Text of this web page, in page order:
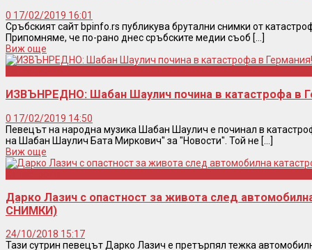
0 17/02/2019 16:01
Сръбският сайт bpinfo.rs публикува брутални снимки от
Припомняме, че по-рано днес сръбските медии съоб [...]
Виж още
ИЗВЪНРЕДНО: Шабан Шаулич почина в катастрофа в
0 17/02/2019 14:50
Певецът на народна музика Шабан Шаулич е починал в
на Шабан Шаулич Бата Миркович" за "Новости". Той не [...]
Виж още
Дарко Лазич с опастност за живота след
СНИМКИ)
24/10/2018 15:17
Тази сутрин певецът Дарко Лазич е претърпял тежка